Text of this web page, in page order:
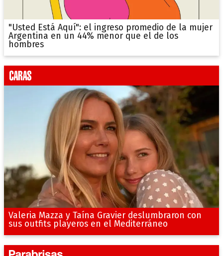
"Usted Está Aquí": el ingreso promedio de la mujer
Argentina en un 44% menor que el de los
hombres
Valeria Mazza y Taína Gravier deslumbraron con
sus outfits playeros en el Mediterráneo